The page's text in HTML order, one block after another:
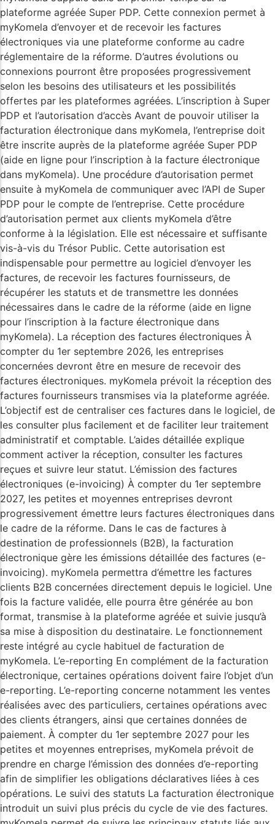
plateforme agréée Super PDP. Cette connexion permet à
myKomela d’envoyer et de recevoir les factures
électroniques via une plateforme conforme au cadre
réglementaire de la réforme. D’autres évolutions ou
connexions pourront être proposées progressivement
selon les besoins des utilisateurs et les possibilités
offertes par les plateformes agréées. L’inscription à Super
PDP et l’autorisation d’accès Avant de pouvoir utiliser la
facturation électronique dans myKomela, l’entreprise doit
être inscrite auprès de la plateforme agréée Super PDP
(aide en ligne pour l’inscription à la facture électronique
dans myKomela). Une procédure d’autorisation permet
ensuite à myKomela de communiquer avec l’API de Super
PDP pour le compte de l’entreprise. Cette procédure
d’autorisation permet aux clients myKomela d’être
conforme à la législation. Elle est nécessaire et suffisante
vis-à-vis du Trésor Public. Cette autorisation est
indispensable pour permettre au logiciel d’envoyer les
factures, de recevoir les factures fournisseurs, de
récupérer les statuts et de transmettre les données
nécessaires dans le cadre de la réforme (aide en ligne
pour l’inscription à la facture électronique dans
myKomela). La réception des factures électroniques À
compter du 1er septembre 2026, les entreprises
concernées devront être en mesure de recevoir des
factures électroniques. myKomela prévoit la réception des
factures fournisseurs transmises via la plateforme agréée.
L’objectif est de centraliser ces factures dans le logiciel, de
les consulter plus facilement et de faciliter leur traitement
administratif et comptable. L’aides détaillée explique
comment activer la réception, consulter les factures
reçues et suivre leur statut. L’émission des factures
électroniques (e-invoicing) À compter du 1er septembre
2027, les petites et moyennes entreprises devront
progressivement émettre leurs factures électroniques dans
le cadre de la réforme. Dans le cas de factures à
destination de professionnels (B2B), la facturation
électronique gère les émissions détaillée des factures (e-
invoicing). myKomela permettra d’émettre les factures
clients B2B concernées directement depuis le logiciel. Une
fois la facture validée, elle pourra être générée au bon
format, transmise à la plateforme agréée et suivie jusqu’à
sa mise à disposition du destinataire. Le fonctionnement
reste intégré au cycle habituel de facturation de
myKomela. L’e-reporting En complément de la facturation
électronique, certaines opérations doivent faire l’objet d’un
e-reporting. L’e-reporting concerne notamment les ventes
réalisées avec des particuliers, certaines opérations avec
des clients étrangers, ainsi que certaines données de
paiement. À compter du 1er septembre 2027 pour les
petites et moyennes entreprises, myKomela prévoit de
prendre en charge l’émission des données d’e-reporting
afin de simplifier les obligations déclaratives liées à ces
opérations. Le suivi des statuts La facturation électronique
introduit un suivi plus précis du cycle de vie des factures.